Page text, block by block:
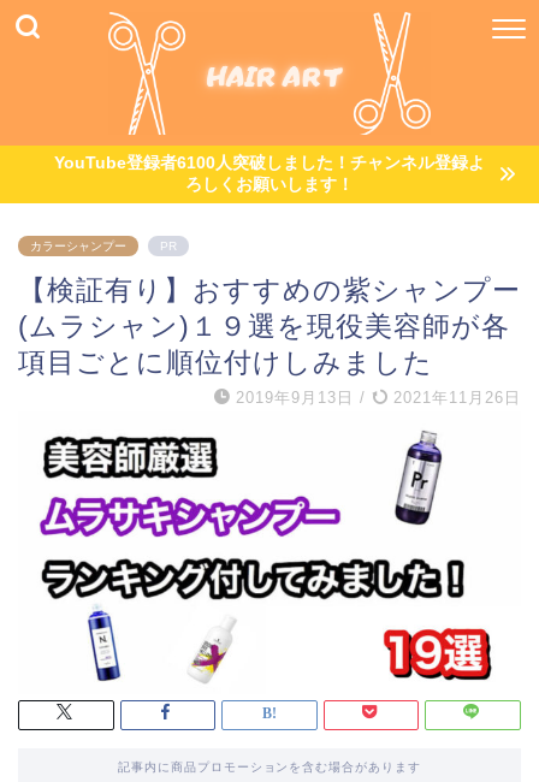
YouTube登録者6100人突破しました！チャンネル登録よ
ろしくお願いします！
カラーシャンプー PR
【検証有り】おすすめの紫シャンプー
(ムラシャン)１９選を現役美容師が各
項目ごとに順位付けしみました
2019年9月13日 / 2021年11月26日
記事内に商品プロモーションを含む場合があります